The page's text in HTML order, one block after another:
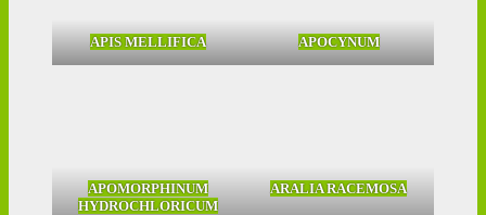
APIS MELLIFICA APOCYNUM
APOMORPHINUM
HYDROCHLORICUM
ARALIA RACEMOSA